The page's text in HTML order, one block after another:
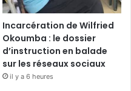
Incarcération de Wilfried
Okoumba : le dossier
d’instruction en balade
sur les réseaux sociaux
il y a 6 heures